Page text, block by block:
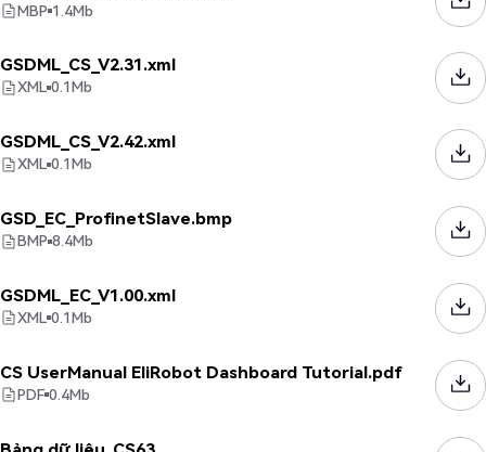
MBP 1.4Mb
GSDML_CS_V2.31.xml
XML 0.1Mb
GSDML_CS_V2.42.xml
XML 0.1Mb
GSD_EC_ProfinetSlave.bmp
BMP 8.4Mb
GSDML_EC_V1.00.xml
XML 0.1Mb
CS UserManual EliRobot Dashboard Tutorial.pdf
PDF 0.4Mb